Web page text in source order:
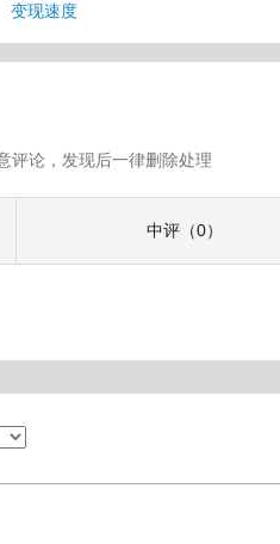
变现速度
评论，发现后一律删除处理
中评（0）